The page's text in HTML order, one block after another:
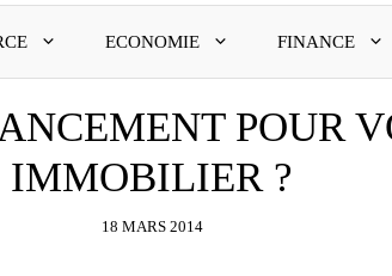
ECONOMIE FINANCE
POUR
IMMOBILIER ?
18 MARS 2014